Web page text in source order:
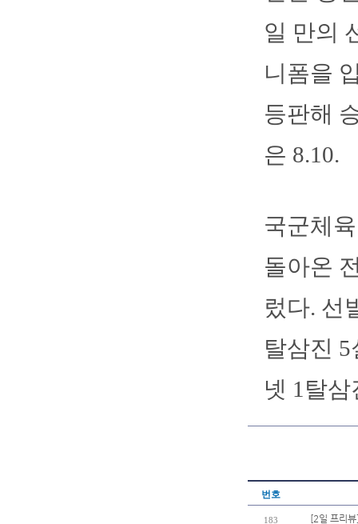
일 만의
니폼을
등판해
은 8.10.
국군체
돌아온
렀다. 선
탈삼진
넷 1탈
번호
183 [2일 프리